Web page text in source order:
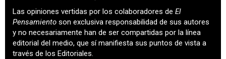
Las opiniones vertidas por los colaboradores de El
Pensamiento son exclusiva responsabilidad de sus autores
y no necesariamente han de ser compartidas por la línea
editorial del medio, que sí manifiesta sus puntos de vista a
través de los Editoriales.